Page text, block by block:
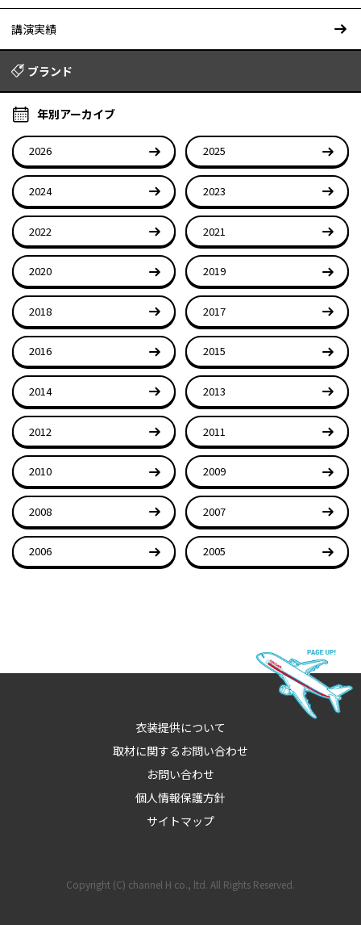
講演実績
ブランド
年別アーカイブ
2026 2025
2024 2023
2022 2021
2020 2019
2018 2017
2016 2015
2014 2013
2012 2011
2010 2009
2008 2007
2006 2005
衣装提供について
取材に関するお問い合わせ
お問い合わせ
個人情報保護方針
サイトマップ
Copyright (C) channel H co., ltd. All Rights Reserved.